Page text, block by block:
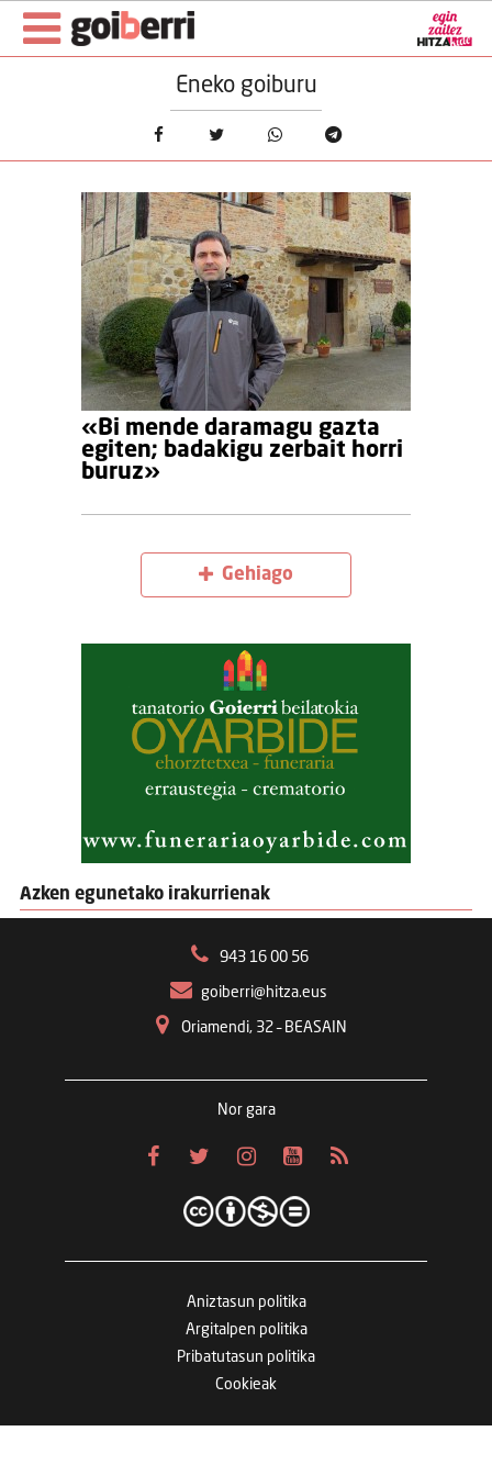
Eneko goiburu
«Bi mende daramagu gazta
egiten; badakigu zerbait horri
buruz»
Gehiago
Azken egunetako irakurrienak
943 16 00 56
goiberri@hitza.eus
Oriamendi, 32 – BEASAIN
Nor gara
Aniztasun politika
Argitalpen politika
Pribatutasun politika
Cookieak